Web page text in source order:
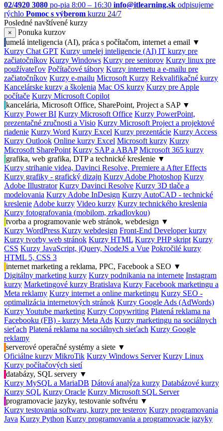
02/4920 3080 po-pia 8:00 – 16:30 info@itlearning.sk odpisujeme
rýchlo Pomoc s výberom kurzu 24/7
Posledné navštívené kurzy
×
Ponuka kurzov
umelá inteligencia (AI), práca s počítačom, internet a email ▼
Kurzy Chat GPT Kurzy umelej inteligencie (AI) IT kurzy pre
začiatočníkov Kurzy Windows Kurzy pre seniorov Kurzy linux pre
používateľov Počítačové tábory Kurzy internetu a e-mailu pre
začiatočníkov Kurzy e-mailu Microsoft Kurzy Rekvalifikačné kurzy
Kancelárske kurzy a školenia Mac OS kurzy Kurzy pre Apple
počítače Kurzy Microsoft Copilot
kancelária, Microsoft Office, SharePoint, Project a SAP ▼
Kurzy Power BI Kurzy Microsoft Office Kurzy PowerPoint,
prezentačné zručnosti a Visio Kurzy Microsoft Project a projektové
riadenie Kurzy Word Kurzy Excel Kurzy prezentácie Kurzy Access
Kurzy Outlook Online kurzy Excel Microsoft kurzy Kurzy
Microsoft SharePoint Kurzy SAP a ABAP Microsoft 365 kurzy
grafika, web grafika, DTP a technické kreslenie ▼
Kurzy strihanie videa, Davinci Resolve, Premiere a After Effects
Kurzy grafiky - grafický dizajn Kurzy Adobe Photoshop Kurzy
Adobe Illustrator Kurzy Davinci Resolve Kurzy 3D tlače a
modelovania Kurzy Adobe InDesign Kurzy AutoCAD - technické
kreslenie Adobe kurzy Video kurzy Kurzy technického kreslenia
Kurzy fotografovania (mobilom, zrkadlovkou)
tvorba a programovanie web stránok, webdesign ▼
Kurzy WordPress Kurzy webdesign Front-End Developer kurzy
Kurzy tvorby web stránok Kurzy HTML Kurzy PHP skript Kurzy
CSS Kurzy JavaScript, jQuery, NodeJS a Vue Pokročilé kurzy
HTML 5, CSS 3
internet marketing a reklama, PPC, Facebook a SEO ▼
Digitálny marketing kurzy Kurzy podnikania na internete Instagram
kurzy Marketingové kurzy Bratislava Kurzy Facebook marketingu a
Meta reklamy Kurzy internet a online marketingu Kurzy SEO -
optimalizácia internetových stránok Kurzy Google Ads (AdWords)
Kurzy Youtube marketing Kurzy Copywriting Platená reklama na
Facebooku (FB) - kurzy Meta Ads Kurzy marketingu na sociálnych
sieťach Platená reklama na sociálnych sieťach Kurzy Google
reklamy
serverové operačné systémy a siete ▼
Oficiálne kurzy MikroTik Kurzy Windows Server Kurzy Linux
Kurzy počítačových sietí
databázy, SQL servery ▼
Kurzy MySQL a MariaDB Dátová analýza kurzy Databázové kurzy
Kurzy SQL Kurzy Oracle Kurzy Microsoft SQL Server
programovacie jazyky, testovanie softvéru ▼
Kurzy testovania softwaru, kurzy pre testerov Kurzy programovania
Java Kurzy Python Kurzy programovania a programovacie jazyky